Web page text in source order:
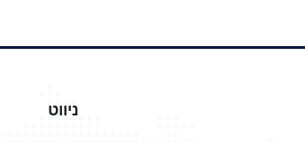
ניווט